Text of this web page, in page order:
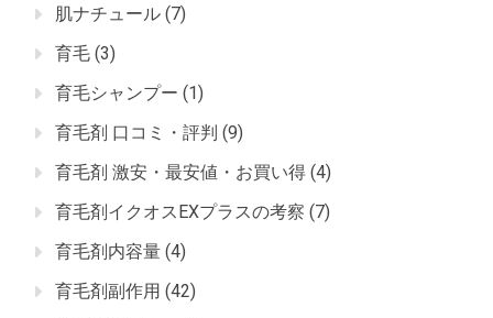
肌ナチュール (7)
育毛 (3)
育毛シャンプー (1)
育毛剤 口コミ・評判 (9)
育毛剤 激安・最安値・お買い得 (4)
育毛剤イクオスEXプラスの考察 (7)
育毛剤内容量 (4)
育毛剤副作用 (42)